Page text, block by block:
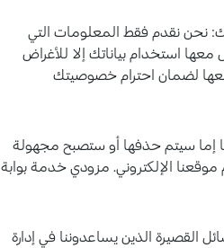
نحن نقدم فقط المعلومات التي
استخدام بياناتك إلا للأغراض
لضمان احترام خصوصيتك
إما سيتم حذفها أو ستصبح مجهولة
الإلكتروني. مزودي خدمة بوابة
القصيرة الذين يساعدوننا في إدارة